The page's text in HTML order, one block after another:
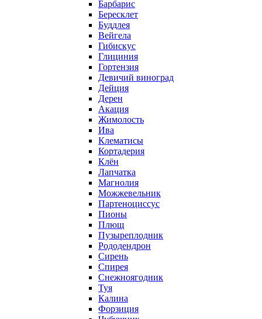
Барбарис
Бересклет
Буддлея
Вейгела
Гибискус
Глициния
Гортензия
Девичий виноград
Дейция
Дерен
Акация
Жимолость
Ива
Клематисы
Кортадерия
Клён
Лапчатка
Магнолия
Можжевельник
Партеноциссус
Пионы
Плющ
Пузыреплодник
Рододендрон
Сирень
Спирея
Снежноягодник
Туя
Калина
Форзиция